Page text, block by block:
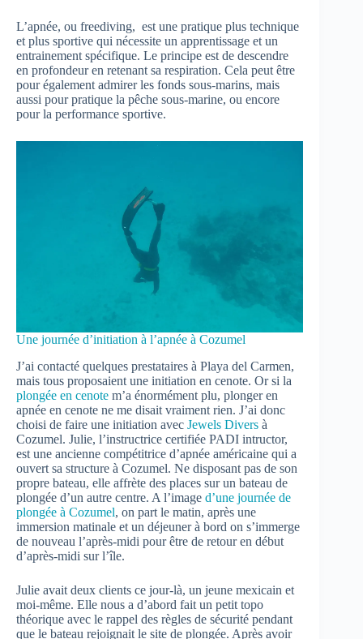
L’apnée, ou freediving, est une pratique plus technique
et plus sportive qui nécessite un apprentissage et un
entrainement spécifique. Le principe est de descendre
en profondeur en retenant sa respiration. Cela peut être
pour également admirer les fonds sous-marins, mais
aussi pour pratique la pêche sous-marine, ou encore
pour la performance sportive.
Une journée d’initiation à l’apnée à Cozumel
J’ai contacté quelques prestataires à Playa del Carmen,
mais tous proposaient une initiation en cenote. Or si la
plongée en cenote m’a énormément plu, plonger en
apnée en cenote ne me disait vraiment rien. J’ai donc
choisi de faire une initiation avec Jewels Divers à
Cozumel. Julie, l’instructrice certifiée PADI intructor,
est une ancienne compétitrice d’apnée américaine qui a
ouvert sa structure à Cozumel. Ne disposant pas de son
propre bateau, elle affrète des places sur un bateau de
plongée d’un autre centre. A l’image d’une journée de
plongée à Cozumel, on part le matin, après une
immersion matinale et un déjeuner à bord on s’immerge
de nouveau l’après-midi pour être de retour en début
d’après-midi sur l’île.
Julie avait deux clients ce jour-là, un jeune mexicain et
moi-même. Elle nous a d’abord fait un petit topo
théorique avec le rappel des règles de sécurité pendant
que le bateau rejoignait le site de plongée. Après avoir